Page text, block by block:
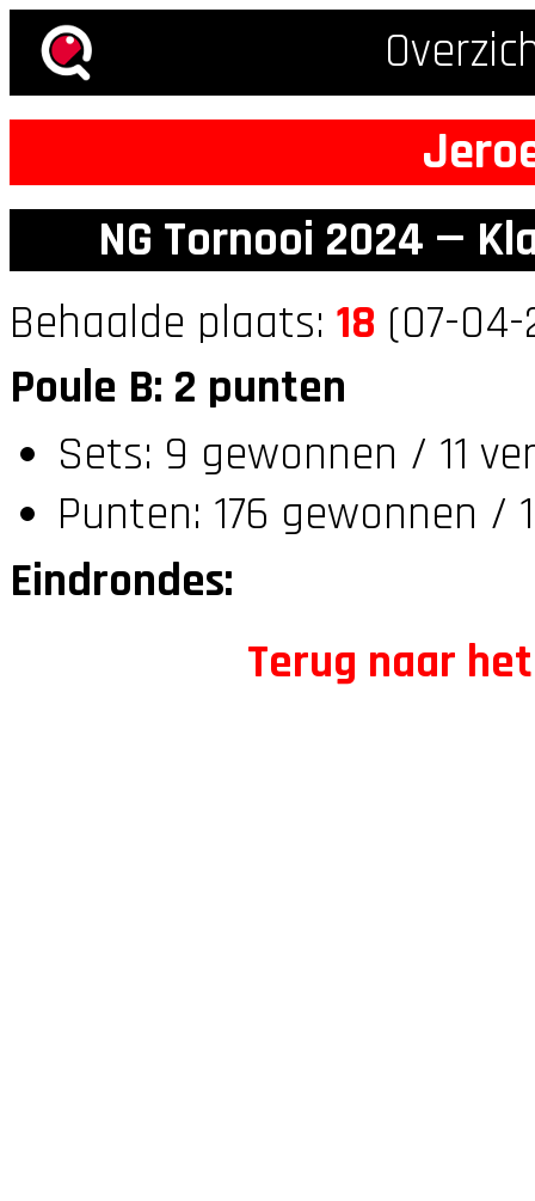
NG Tornooi 2024 —
Behaalde plaats: 18 (07-04-
Poule B: 2 punten
Sets: 9 gewonnen / 11
Punten: 176 gewonnen /
Eindrondes:
Terug naar